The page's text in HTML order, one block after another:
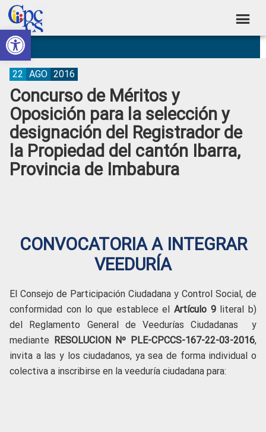
Abrir barra de herramientas
Skip
to
primary
navigation
Skip
to
main
content
Skip
to
primary
sidebar
Skip
to
footer
Consejo
de
Participación
Ciudadana
Control
Social
Construyendo
Poder
Ciudadano
Concurso de Méritos y
Oposición para la selección y
designación del Registrador de
la Propiedad del cantón Ibarra,
Provincia de Imbabura
22 AGO 2016
CONVOCATORIA A INTEGRAR
VEEDURÍA
El Consejo de Participación Ciudadana y Control Social, de
conformidad con lo que establece el Artículo 9 literal b)
del Reglamento General de Veedurías Ciudadanas y
mediante RESOLUCION Nº PLE-CPCCS-167-22-03-2016,
invita a las y los ciudadanos, ya sea de forma individual o
colectiva a inscribirse en la veeduría ciudadana para: